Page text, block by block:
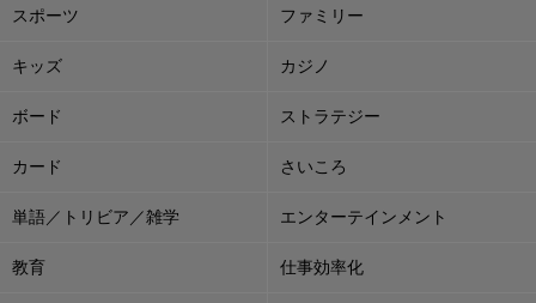
スポーツ ファミリー
キッズ カジノ
ボード ストラテジー
カード さいころ
単語／トリビア／雑学 エンターテインメント
教育 仕事効率化